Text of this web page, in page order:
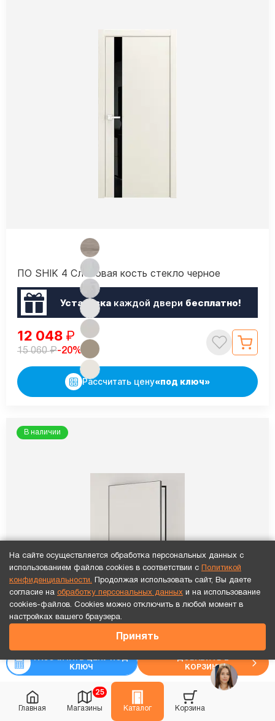
Главная Магазины
25
Каталог Корзина
Точный расчет за 10 минут по СМС или телефону!
КЛЮЧ
КОРЗИНУ
ПО SHIK 4 Слоновая кость стекло черное
Установкакаждой двери бесплатно!
12 048 ₽
15 060₽-20%
Рассчитать цену«под ключ»
В наличии
Скрытая дверь ИНВИЗИБЛ-1 с черной кромкой
высота 2300
На сайте осуществляется обработка персональных данных с
использованием файлов cookies в соответствии с
Политикой
конфиденциальности. Продолжая использовать сайт, Вы даете
согласие на обработку персональных данных и на использование
cookies-файлов. Cookies можно отключить в любой момент в
настройках вашего браузера.
Принять